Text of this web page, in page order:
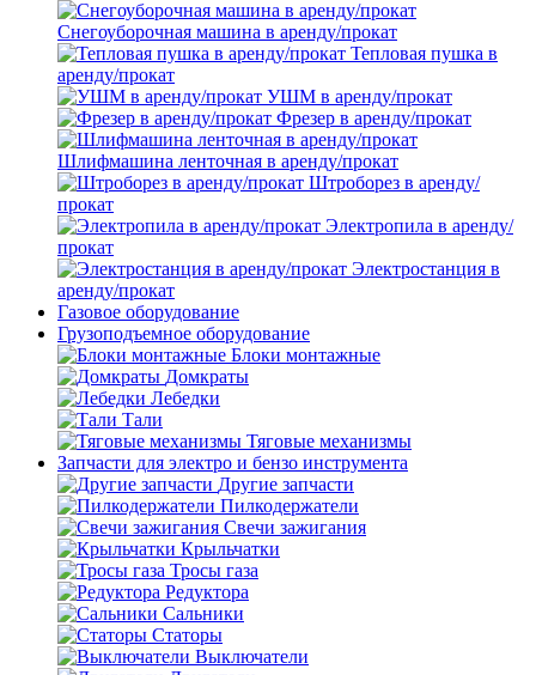
Снегоуборочная машина в аренду/прокат
Тепловая пушка в
аренду/прокат
УШМ в аренду/прокат
Фрезер в аренду/прокат
Шлифмашина ленточная в аренду/прокат
Штроборез в аренду/
прокат
Электропила в аренду/
прокат
Электростанция в
аренду/прокат
Газовое оборудование
Грузоподъемное оборудование
Блоки монтажные
Домкраты
Лебедки
Тали
Тяговые механизмы
Запчасти для электро и бензо инструмента
Другие запчасти
Пилкодержатели
Свечи зажигания
Крыльчатки
Тросы газа
Редуктора
Сальники
Статоры
Выключатели